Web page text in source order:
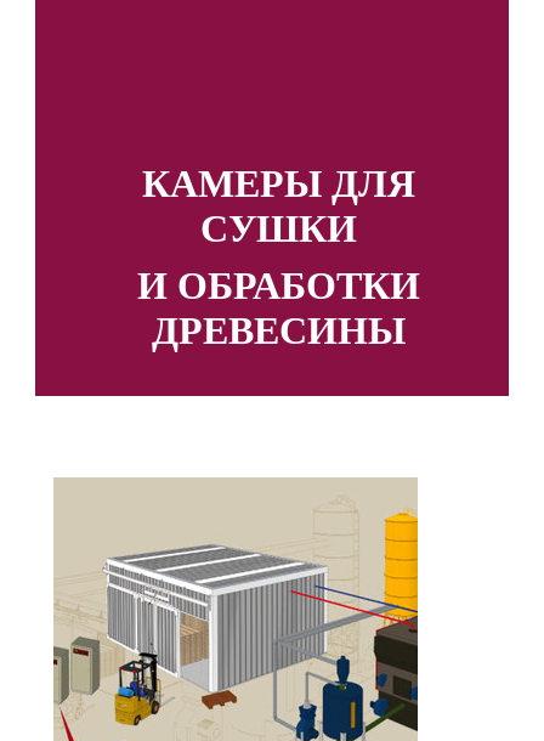
КАМЕРЫ ДЛЯ
СУШКИ
И ОБРАБОТКИ
ДРЕВЕСИНЫ